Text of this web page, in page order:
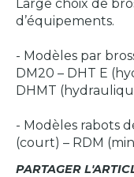
PARTAGER
Large choix de
d’équipements.
- Modèles par
DM20 – DHT E
DHMT
- Modèles rabots
(court) – RDM